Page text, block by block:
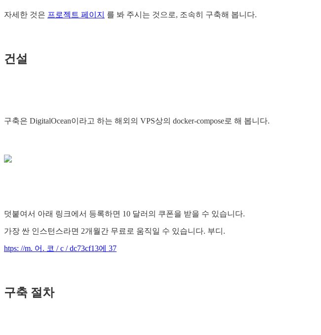
자세한 것은 프로젝트 페이지 를 봐 주시는 것으로, 조속히 구축해 봅니다.
건설
구축은 DigitalOcean이라고 하는 해외의 VPS상의 docker-compose로 해 봅니다.
덧붙여서 아래 링크에서 등록하면 10 달러의 쿠폰을 받을 수 있습니다.
가장 싼 인스턴스라면 2개월간 무료로 움직일 수 있습니다. 부디.
htps: //m. 어. 코 / c / dc73cf13에 37
구축 절차